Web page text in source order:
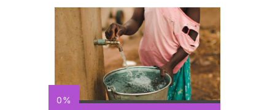
0%